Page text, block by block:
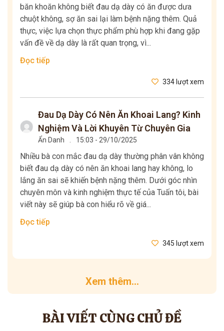
băn khoăn không biết đau dạ dày có ăn được dưa
chuột không, sợ ăn sai lại làm bệnh nặng thêm. Quả
thực, việc lựa chọn thực phẩm phù hợp khi đang gặp
vấn đề về dạ dày là rất quan trọng, vì...
Đọc tiếp
334 lượt xem
Đau Dạ Dày Có Nên Ăn Khoai Lang? Kinh
Nghiệm Và Lời Khuyên Từ Chuyên Gia
Ẩn Danh 15:03 - 29/10/2025
Nhiều bà con mắc đau dạ dày thường phân vân không
biết đau dạ dày có nên ăn khoai lang hay không, lo
lắng ăn sai sẽ khiến bệnh nặng thêm. Dưới góc nhìn
chuyên môn và kinh nghiệm thực tế của Tuấn tôi, bài
viết này sẽ giúp bà con hiểu rõ về giá...
Đọc tiếp
345 lượt xem
Xem thêm...
BÀI VIẾT CÙNG CHỦ ĐỀ